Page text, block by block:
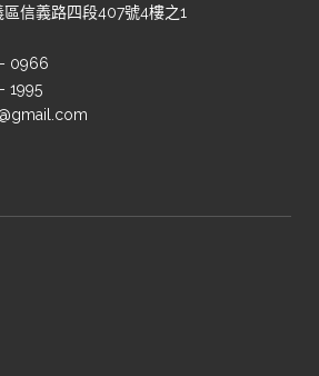
信義路四段407號4樓之1
0966
1995